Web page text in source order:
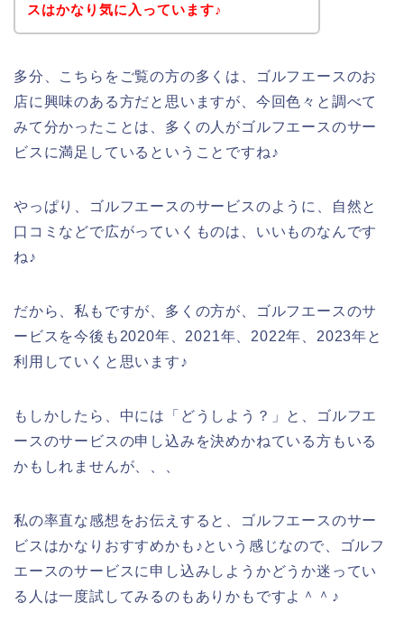
スはかなり気に入っています♪
多分、こちらをご覧の方の多くは、ゴルフエースのお
店に興味のある方だと思いますが、今回色々と調べて
みて分かったことは、多くの人がゴルフエースのサー
ビスに満足しているということですね♪
やっぱり、ゴルフエースのサービスのように、自然と
口コミなどで広がっていくものは、いいものなんです
ね♪
だから、私もですが、多くの方が、ゴルフエースのサ
ービスを今後も2020年、2021年、2022年、2023年と
利用していくと思います♪
もしかしたら、中には「どうしよう？」と、ゴルフエ
ースのサービスの申し込みを決めかねている方もいる
かもしれませんが、、、
私の率直な感想をお伝えすると、ゴルフエースのサー
ビスはかなりおすすめかも♪という感じなので、ゴルフ
エースのサービスに申し込みしようかどうか迷ってい
る人は一度試してみるのもありかもですよ＾＾♪